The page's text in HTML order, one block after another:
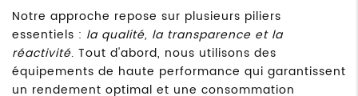
Notre approche repose sur plusieurs piliers
essentiels : la qualité, la transparence et la
réactivité. Tout d'abord, nous utilisons des
équipements de haute performance qui garantissent
un rendement optimal et une consommation